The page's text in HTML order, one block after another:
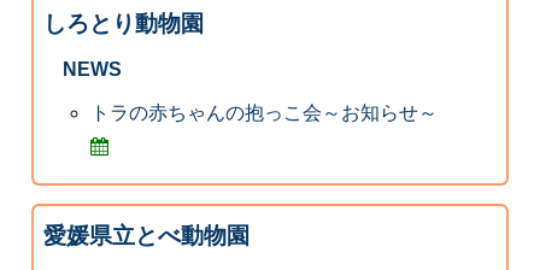
しろとり動物園
NEWS
トラの赤ちゃんの抱っこ会～お知らせ～
愛媛県立とべ動物園